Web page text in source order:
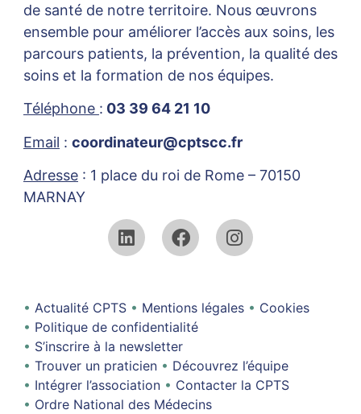
de santé de notre territoire. Nous œuvrons
ensemble pour améliorer l’accès aux soins, les
parcours patients, la prévention, la qualité des
soins et la formation de nos équipes.
Téléphone : 03 39 64 21 10
Email : coordinateur@cptscc.fr
Adresse: 1 place du roi de Rome – 70150
MARNAY
Actualité CPTS Mentions légales
Cookies
Politique de confidentialité
S’inscrire à la newsletter
Trouver un praticien
Découvrez l’équipe
Intégrer l’association
Contacter la CPTS
Ordre National des Médecins